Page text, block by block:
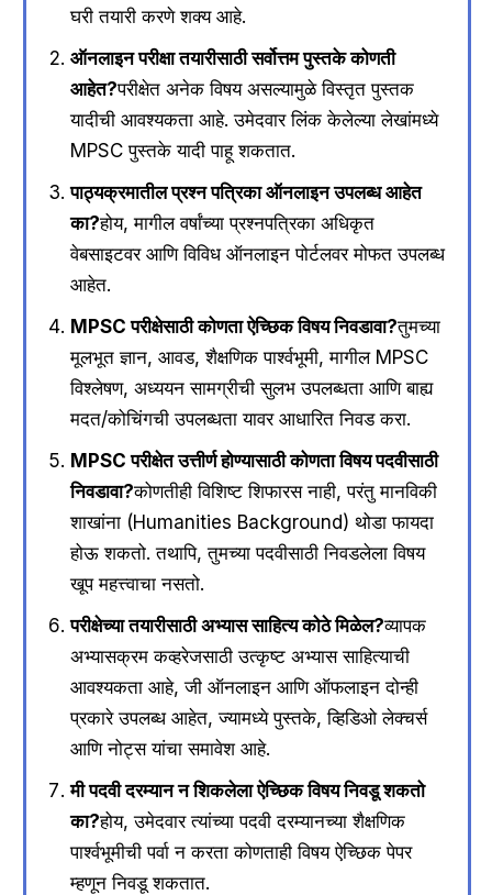
घरी तयारी करणे शक्य आहे.
ऑनलाइन परीक्षा तयारीसाठी सर्वोत्तम पुस्तके कोणती
आहेत?परीक्षेत अनेक विषय असल्यामुळे विस्तृत पुस्तक
यादीची आवश्यकता आहे. उमेदवार लिंक केलेल्या लेखांमध्ये
MPSC पुस्तके यादी पाहू शकतात.
पाठ्यक्रमातील प्रश्न पत्रिका ऑनलाइन उपलब्ध आहेत
का?होय, मागील वर्षांच्या प्रश्नपत्रिका अधिकृत
वेबसाइटवर आणि विविध ऑनलाइन पोर्टलवर मोफत उपलब्ध
आहेत.
MPSC परीक्षेसाठी कोणता ऐच्छिक विषय निवडावा?तुमच्या
मूलभूत ज्ञान, आवड, शैक्षणिक पार्श्वभूमी, मागील MPSC
विश्लेषण, अध्ययन सामग्रीची सुलभ उपलब्धता आणि बाह्य
मदत/कोचिंगची उपलब्धता यावर आधारित निवड करा.
MPSC परीक्षेत उत्तीर्ण होण्यासाठी कोणता विषय पदवीसाठी
निवडावा?कोणतीही विशिष्ट शिफारस नाही, परंतु मानविकी
शाखांना (Humanities Background) थोडा फायदा
होऊ शकतो. तथापि, तुमच्या पदवीसाठी निवडलेला विषय
खूप महत्त्वाचा नसतो.
परीक्षेच्या तयारीसाठी अभ्यास साहित्य कोठे मिळेल?व्यापक
अभ्यासक्रम कव्हरेजसाठी उत्कृष्ट अभ्यास साहित्याची
आवश्यकता आहे, जी ऑनलाइन आणि ऑफलाइन दोन्ही
प्रकारे उपलब्ध आहेत, ज्यामध्ये पुस्तके, व्हिडिओ लेक्चर्स
आणि नोट्स यांचा समावेश आहे.
मी पदवी दरम्यान न शिकलेला ऐच्छिक विषय निवडू शकतो
का?होय, उमेदवार त्यांच्या पदवी दरम्यानच्या शैक्षणिक
पार्श्वभूमीची पर्वा न करता कोणताही विषय ऐच्छिक पेपर
म्हणून निवडू शकतात.